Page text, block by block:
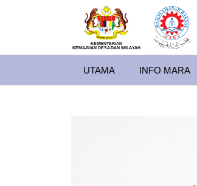
KEMENTERIAN
KEMAJUAN DESA DAN WILA YAH
UTAMA INFO MARA